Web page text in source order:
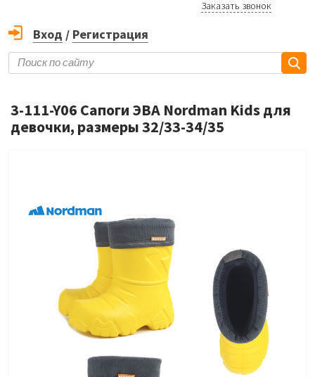
Заказать звонок
Вход / Регистрация
3-111-Y06 Сапоги ЭВА Nordman Kids для
девочки, размеры 32/33-34/35